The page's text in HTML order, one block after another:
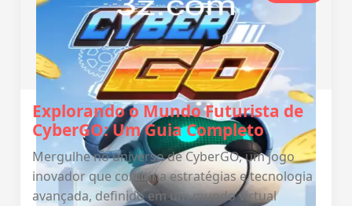
Explorando o Mundo Futurista de
CyberGO: Um Guia Completo
Mergulhe no universo de CyberGO, um jogo
inovador que combina estratégias e tecnologia
avançada, definido em um mundo virtual